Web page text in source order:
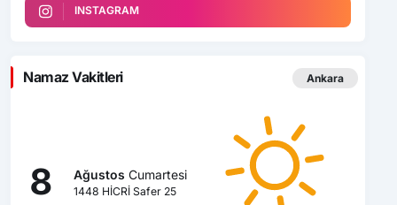
INSTAGRAM
Namaz Vakitleri Ankara
8 Ağustos Cumartesi
1448 HİCRİ Safer 25